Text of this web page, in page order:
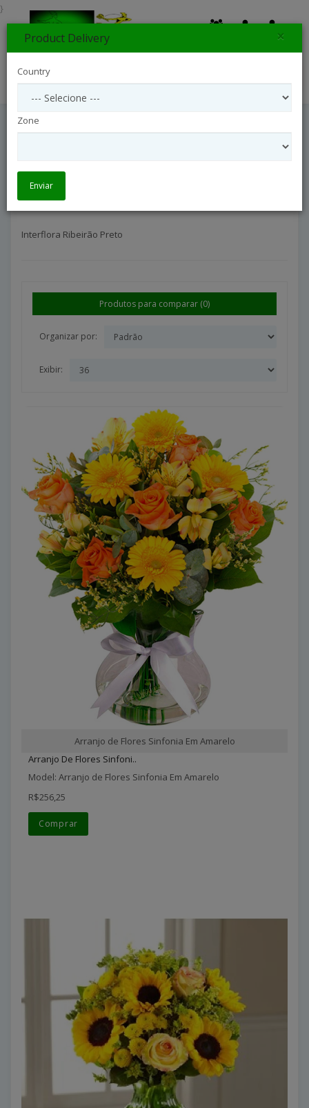
Interflora Ribeirão Preto
Interflora Ribeirão Preto
Produtos para comparar (0)
Organizar por:
Exibir:
Arranjo de Flores Sinfonia Em Amarelo
Arranjo De Flores Sinfoni..
Model: Arranjo de Flores Sinfonia Em Amarelo
R$256,25
Comprar
}
Product Delivery ×
Country
Zone
Enviar